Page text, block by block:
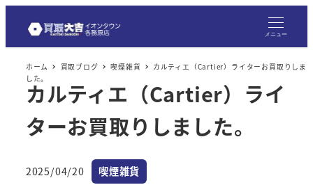
メニュー
ホーム 買取ブログ 喫煙雑貨
カルティエ（Cartier）ライターお買取りしま
した。
カルティエ（Cartier）ライ
ターお買取りしました。
投稿日
2025/04/20 カテゴリー
喫煙雑貨